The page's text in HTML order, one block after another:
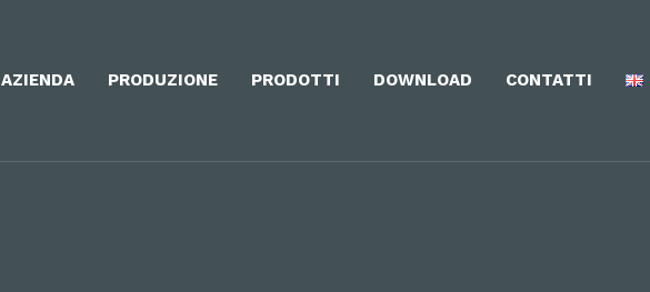
AZIENDA PRODUZIONE PRODOTTI DOWNLOAD CONTATTI